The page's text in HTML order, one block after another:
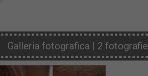
Galleria fotografica | 2 fotografie